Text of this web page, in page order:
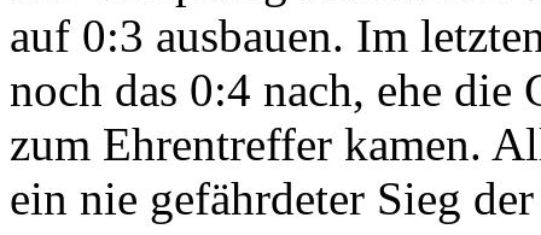
auf 0:3 ausbauen. Im
noch das 0:4 nach, ehe die
zum Ehrentreffer kamen.
ein nie gefährdeter Sieg